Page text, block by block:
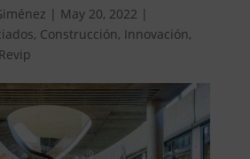
| May 20, 2022 |
, Construcción, Innovación,